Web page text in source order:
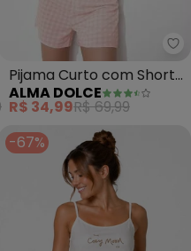
Dolce - Conjunto Manga
Pijama Curto com Shorts
Estampado (Vichy Rosa)
ALMA DOLCE
R$ 34,99R$ 69,99
-67%